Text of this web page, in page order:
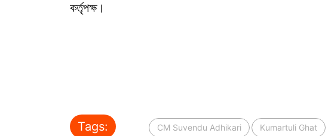
কর্তৃপক্ষ।
Tags: CM Suvendu Adhikari Kumartuli Ghat